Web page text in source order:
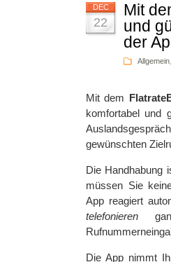
DEC
22
Mit
und
der
Allgemein
Mit dem
komfortabel und
gewünschten
Die Handhabung
müssen Sie
App reagiert
telefonieren
Die App nimmt